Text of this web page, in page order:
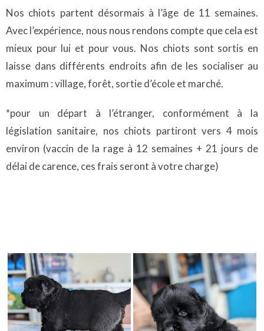
Nos chiots partent désormais à l’âge de 11 semaines.
Avec l’expérience, nous nous rendons compte que cela est
mieux pour lui et pour vous. Nos chiots sont sortis en
laisse dans différents endroits afin de les socialiser au
maximum : village, forêt, sortie d’école et marché.
*pour un départ à l’étranger, conformément à la
législation sanitaire, nos chiots partiront vers 4 mois
environ (vaccin de la rage à 12 semaines + 21 jours de
délai de carence, ces frais seront à votre charge)